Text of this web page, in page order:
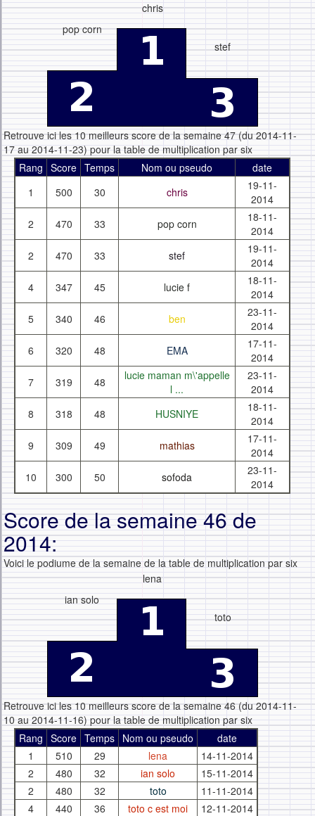
pop corn
chris
stef
Retrouve ici les 10 meilleurs score de la semaine 47 (du 2014-11-
17 au 2014-11-23) pour la table de multiplication par six
Rang Score Temps Nom ou pseudo
date
1
500 30 chris
19-11-
2014
2
470 33 pop corn
18-11-
2014
2
470 33 stef
19-11-
2014
4
347 45 lucie f
18-11-
2014
5
340 46 ben
23-11-
2014
6
320 48 EMA
17-11-
2014
7
319 48
lucie maman m\'appelle
l ...
23-11-
2014
8
318 48 HUSNIYE
18-11-
2014
9
309 49 mathias
17-11-
2014
10
300 50 sofoda
23-11-
2014
Score de la semaine 46 de
2014:
Voici le podiume de la semaine de la table de multiplication par six
ian solo
lena
toto
Retrouve ici les 10 meilleurs score de la semaine 46 (du 2014-11-
10 au 2014-11-16) pour la table de multiplication par six
Rang Score Temps Nom ou pseudo
date
1
510 29 lena
14-11-2014
2
480 32 ian solo
15-11-2014
2
480 32 toto
11-11-2014
4
440 36 toto c est moi
12-11-2014